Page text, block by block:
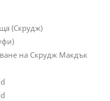
(Скрудж)
на Скрудж Макдък